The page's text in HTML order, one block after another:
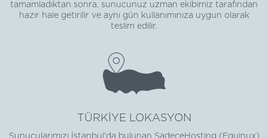
tamamladıktan sonra, sunucunuz uzman ekibimiz tarafından
hazır hale getirilir ve aynı gün kullanımınıza uygun olarak
teslim edilir.
TÜRKİYE LOKASYON
Sunucularımızı İstanbul'da bulunan SadeceHosting (Equinux)